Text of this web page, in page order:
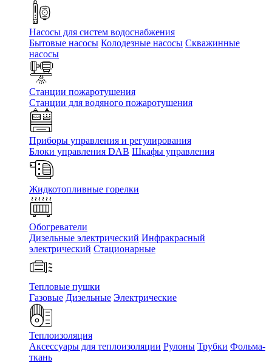
Насосы для систем водоснабжения
Бытовые насосы Колодезные насосы Скважинные
насосы
Станции пожаротушения
Станции для водяного пожаротушения
Приборы управления и регулирования
Блоки управления DAB Шкафы управления
Жидкотопливные горелки
Обогреватели
Дизельные электрический Инфракрасный
электрический Стационарные
Тепловые пушки
Газовые Дизельные Электрические
Теплоизоляция
Аксессуары для теплоизоляции Рулоны Трубки Фольма-
ткань